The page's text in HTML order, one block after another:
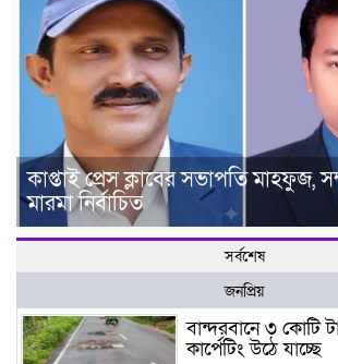
কাপ্তাই প্রেস ক্লাবের সভাপতি মাহফুজ,
মারমা নির্বাচিত
সর্বশেষ
জনপ্রিয়
বান্দরবানে ৩ কোটি
কার্পেটিং উঠে যাচ্ছে